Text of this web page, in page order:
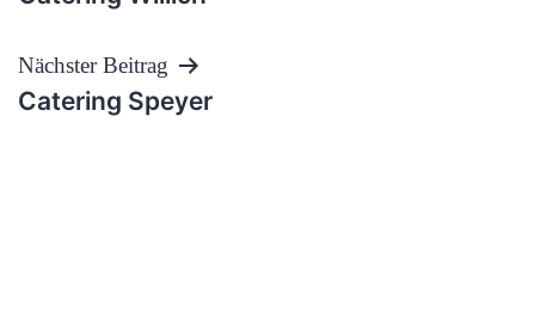
Nächster Beitrag
Catering Speyer